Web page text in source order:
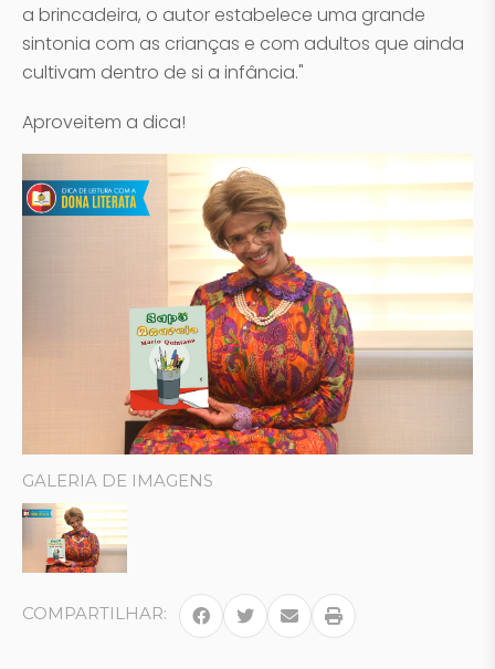
a brincadeira, o autor estabelece uma grande
sintonia com as crianças e com adultos que ainda
cultivam dentro de si a infância."
Aproveitem a dica!
GALERIA DE IMAGENS
COMPARTILHAR: